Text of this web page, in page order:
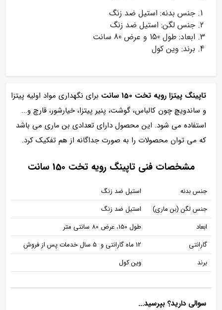
جنس بدنه: استیل ضد زنگ
جنس لگن: استیل ضد زنگ
ابعاد: طول 150 و عرض 80 سانت
برند: وین کول
تاپینگ پیتزا رویه تخت 150 سانت
برای نگهداری مواد اولیه پیتزا
و ساندویچ چون کالباس، گوشت، پنیر پیتزا، خیارشور، قارچ و...
استفاده می شود. این محصول دارای تعدادی بن ماری می باشد
که می توان محصولات را به صورت جداگانه از هم تفکیک کرد.
مشخصات فنی تاپینگ رویه تخت 150 سانت
جنس بدنه
استیل ضد زنگ
جنس لگن (بن ماری)
استیل ضد زنگ
ابعاد
طول 150، عرض 80 سانتی متر
گارانتی
12 ماه گارانتی و 5 سال خدمات پس از فروش
برند
وین کول
سوالی دارید؟ بپرسید...